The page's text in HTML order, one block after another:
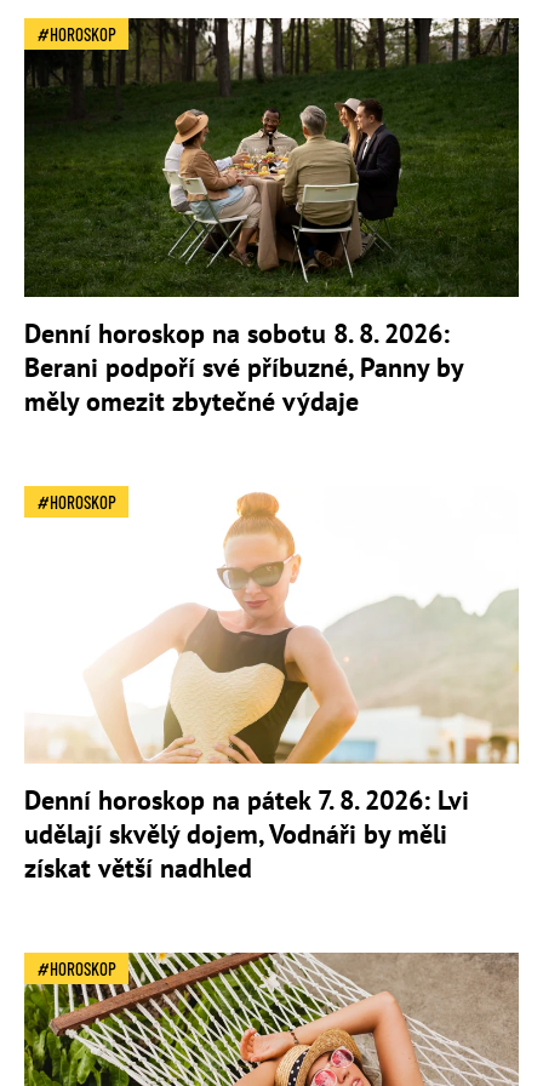
HOROSKOP
Denní horoskop na sobotu 8. 8. 2026:
Berani podpoří své příbuzné, Panny by
měly omezit zbytečné výdaje
HOROSKOP
Denní horoskop na pátek 7. 8. 2026: Lvi
udělají skvělý dojem, Vodnáři by měli
získat větší nadhled
HOROSKOP